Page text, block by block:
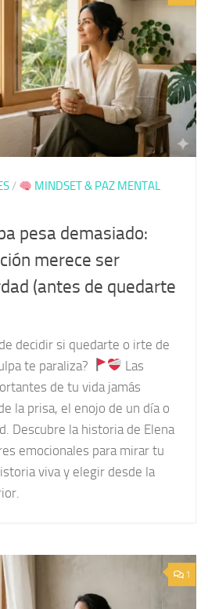
/
MINDSET & PAZ MENTAL
pesa demasiado:
merece ser
(antes de quedarte
decidir si quedarte o irte de
te paraliza?
Las
de tu vida jamás
la prisa, el enojo de un día o
Descubre la historia de Elena
emocionales para mirar tu
viva y elegir desde la
1